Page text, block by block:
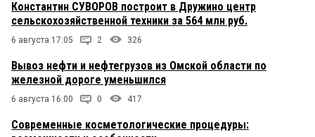
Константин СУВОРОВ построит в Дружино центр
сельскохозяйственной техники за 564 млн руб.
6 августа 17:05 2 326
Вывоз нефти и нефтегрузов из Омской области по
железной дороге уменьшился
6 августа 16:00 0 417
Современные косметологические процедуры: